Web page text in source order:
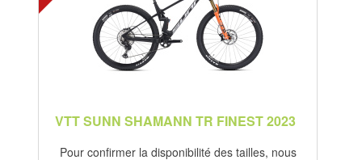
VTT SUNN SHAMANN TR FINEST 2023
Pour confirmer la disponibilité des tailles, nous